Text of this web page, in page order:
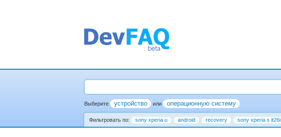
Выберите устройство или операционную систему
Фильтровать по: sony xperia u android recovery sony xperia s lt26i